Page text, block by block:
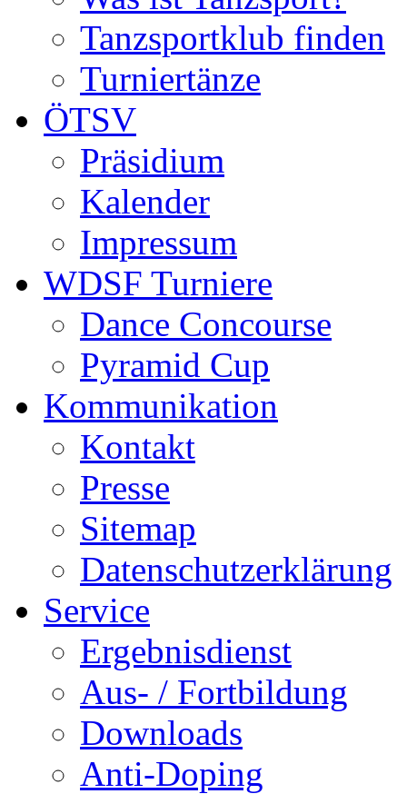
Tanzsportklub finden
Turniertänze
ÖTSV
Präsidium
Kalender
Impressum
WDSF Turniere
Dance Concourse
Pyramid Cup
Kommunikation
Kontakt
Presse
Sitemap
Datenschutzerklärung
Service
Ergebnisdienst
Aus- / Fortbildung
Downloads
Anti-Doping